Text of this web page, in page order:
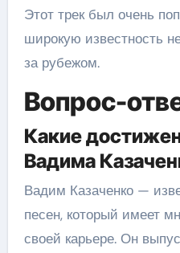
Этот трек был очень
широкую известность
за рубежом.
Вопрос-
Какие
Вадима
Вадим Казаченко —
песен, который имеет
своей карьере. Он